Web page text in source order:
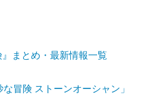
』まとめ・最新情報一覧
冒険 ストーンオーシャン」